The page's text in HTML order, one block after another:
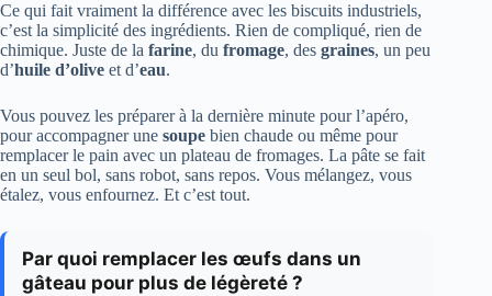
Ce qui fait vraiment la différence avec les biscuits industriels,
c’est la simplicité des ingrédients. Rien de compliqué, rien de
chimique. Juste de la farine, du fromage, des graines, un peu
d’huile d’olive et d’eau.
Vous pouvez les préparer à la dernière minute pour l’apéro,
pour accompagner une soupe bien chaude ou même pour
remplacer le pain avec un plateau de fromages. La pâte se fait
en un seul bol, sans robot, sans repos. Vous mélangez, vous
étalez, vous enfournez. Et c’est tout.
Par quoi remplacer les œufs dans un
gâteau pour plus de légèreté ?